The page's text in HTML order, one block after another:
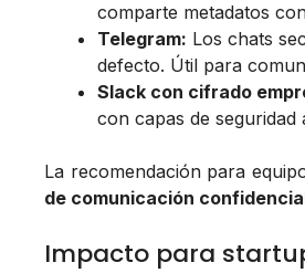
comparte metadatos
Telegram: Los chats
defecto. Útil para
Slack con cifrado
con capas de seguridad
La recomendación para
de comunicación
Impacto para